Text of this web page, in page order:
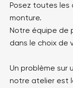
Posez toutes les
monture.
Notre équipe de
dans le choix de
Un problème sur
notre atelier est